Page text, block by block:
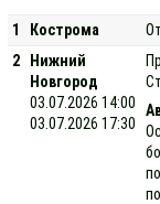
1
Кострома
2
Нижний
Новгород
03.07.2026 14:00
03.07.2026 17:30